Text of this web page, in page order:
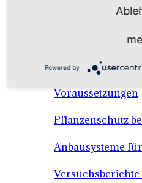
Anbausysteme & Recht
Voraussetzungen
Pflanzenschutz
Anbausysteme
Powered by